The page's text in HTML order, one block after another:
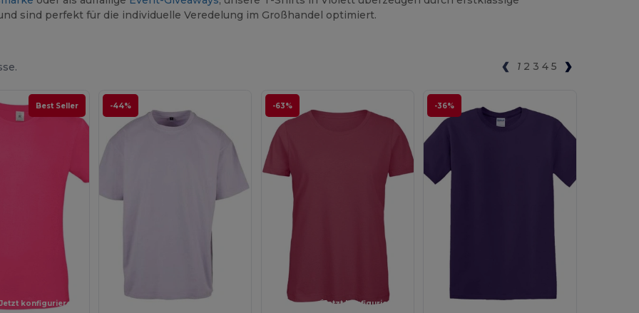
sind perfekt für die individuelle Veredelung im Großhandel optimiert.
1 2 3 4 5
Best Seller
konfigurieren!
-44% -63%
Jetzt konfigurieren!
-36%
Jetzt konfigurieren!